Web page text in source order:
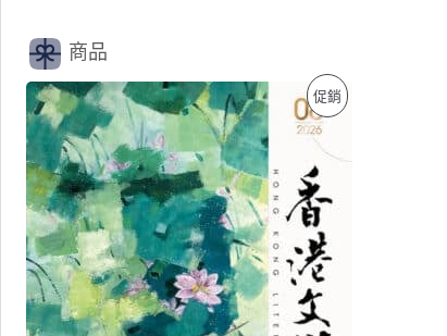
商品
促銷特
原
始
價
格
：
N
T
$
8
0
。
前
價
格
：
N
T
1
3
5
。